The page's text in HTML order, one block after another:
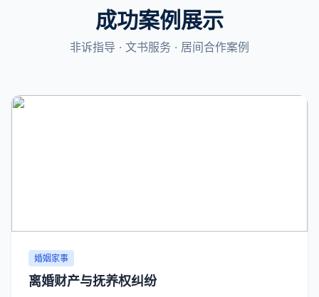
成功案例展示
非诉指导 · 文书服务 · 居间合作案例
婚姻家事
离婚财产与抚养权纠纷